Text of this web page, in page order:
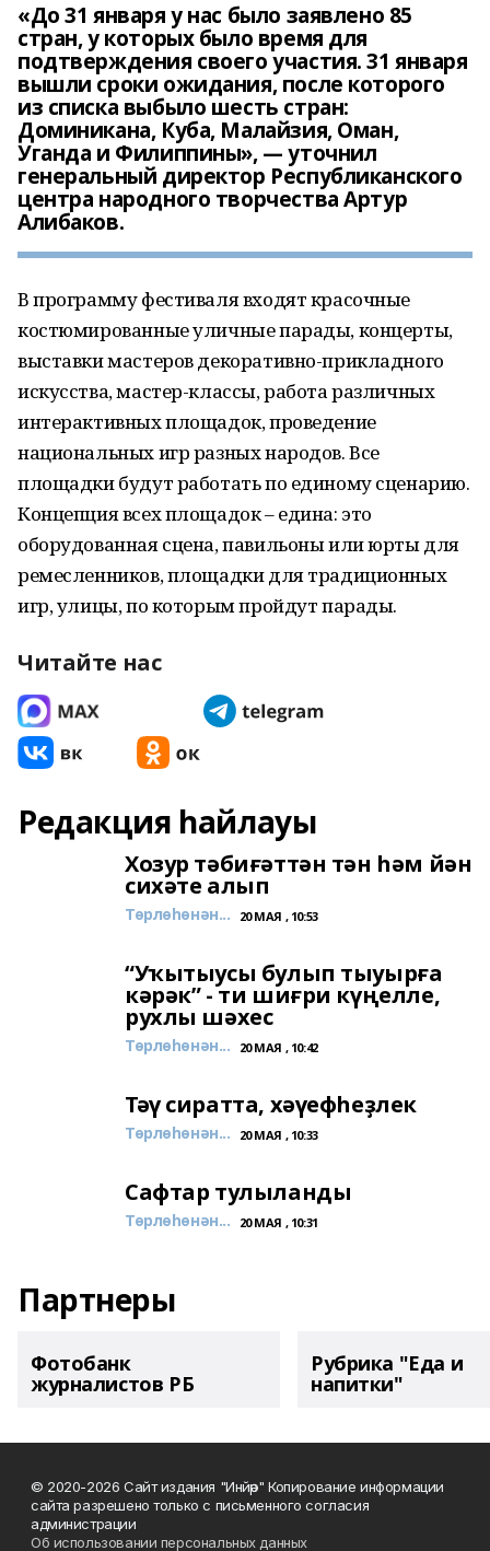
«До 31 января у нас было заявлено 85
стран, у которых было время для
подтверждения своего участия. 31 января
вышли сроки ожидания, после которого
из списка выбыло шесть стран:
Доминикана, Куба, Малайзия, Оман,
Уганда и Филиппины», — уточнил
генеральный директор Республиканского
центра народного творчества Артур
Алибаков.
В программу фестиваля входят красочные
костюмированные уличные парады, концерты,
выставки мастеров декоративно-прикладного
искусства, мастер-классы, работа различных
интерактивных площадок, проведение
национальных игр разных народов. Все
площадки будут работать по единому сценарию.
Концепция всех площадок – едина: это
оборудованная сцена, павильоны или юрты для
ремесленников, площадки для традиционных
игр, улицы, по которым пройдут парады.
Читайте нас
Редакция һайлауы
Хозур тәбиғәттән тән һәм йән
сихәте алып
Төрлөһөнән... 20 МАЯ , 10:53
“Уҡытыусы булып тыуырға
кәрәк” - ти шиғри күңелле,
рухлы шәхес
Төрлөһөнән... 20 МАЯ , 10:42
Тәү сиратта, хәүефһеҙлек
Төрлөһөнән... 20 МАЯ , 10:33
Сафтар тулыланды
Төрлөһөнән... 20 МАЯ , 10:31
Партнеры
Фотобанк
журналистов РБ
Рубрика "Еда и
напитки"
© 2020-2026 Сайт издания "Инйәр" Копирование информации
сайта разрешено только с письменного согласия
администрации
Об использовании персональных данных